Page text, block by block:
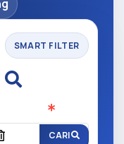
SMART FILTER
CARI